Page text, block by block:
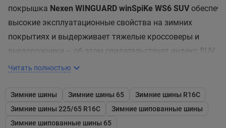
покрышка Nexen WINGUARD winSpiKe WS6 SUV
высокие эксплуатационные свойства на зимних
покрытиях и выдерживает тяжелые кроссоверы и
внедорожники – об этом свидетельствует индекс SUV.
В изделии выдержан баланс между количеством
покрышки на всех покрытиях. Производитель
гарантирует, что шина проедет минимум 48000 км
(30000 миль). Изделие выпускается в трех скоростных
Читать полностью
Зимние шины Зимние шины 65
Зимние шины R16C
Зимние шины 225/65 R16C
Зимние шипованные шины
Зимние шипованные шины 65